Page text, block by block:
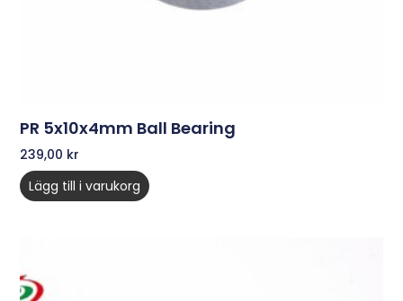
PR 5x10x4mm Ball Bearing
239,00 kr
Lägg till i varukorg